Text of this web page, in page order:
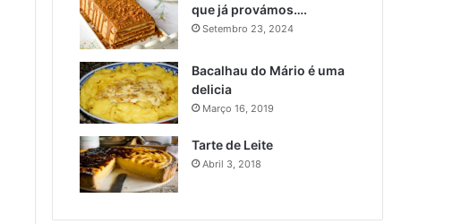
que já provámos….
Setembro 23, 2024
Bacalhau do Mário é uma
delicia
Março 16, 2019
Tarte de Leite
Abril 3, 2018